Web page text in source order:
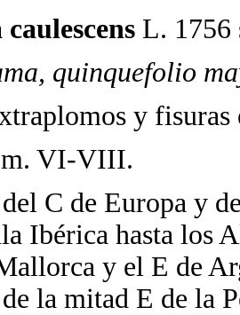
L. 1756
quinquefolio
y fisuras
m. VI-VIII.
C de Europa y
Ibérica hasta los
y el E de
la mitad E de la